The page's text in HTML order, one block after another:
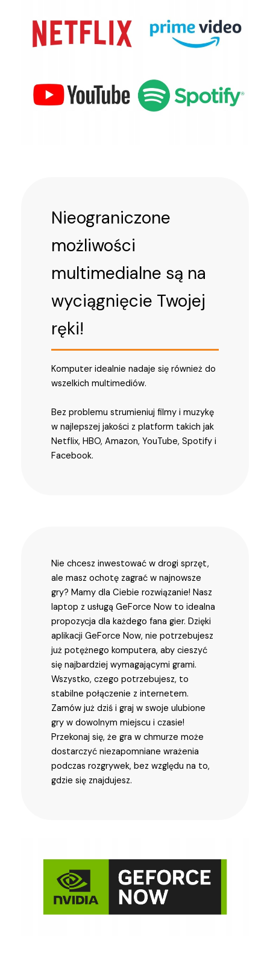
Nieograniczone
możliwości
multimedialne są na
wyciągnięcie Twojej
ręki!
Komputer idealnie nadaje się również do
wszelkich multimediów.
Bez problemu strumieniuj filmy i muzykę
w najlepszej jakości z platform takich jak
Netflix, HBO, Amazon, YouTube, Spotify i
Facebook.
Nie chcesz inwestować w drogi sprzęt,
ale masz ochotę zagrać w najnowsze
gry? Mamy dla Ciebie rozwiązanie! Nasz
laptop z usługą GeForce Now to idealna
propozycja dla każdego fana gier. Dzięki
aplikacji GeForce Now, nie potrzebujesz
już potężnego komputera, aby cieszyć
się najbardziej wymagającymi grami.
Wszystko, czego potrzebujesz, to
stabilne połączenie z internetem.
Zamów już dziś i graj w swoje ulubione
gry w dowolnym miejscu i czasie!
Przekonaj się, że gra w chmurze może
dostarczyć niezapomniane wrażenia
podczas rozgrywek, bez względu na to,
gdzie się znajdujesz.